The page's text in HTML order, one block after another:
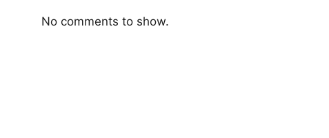
No comments to show.